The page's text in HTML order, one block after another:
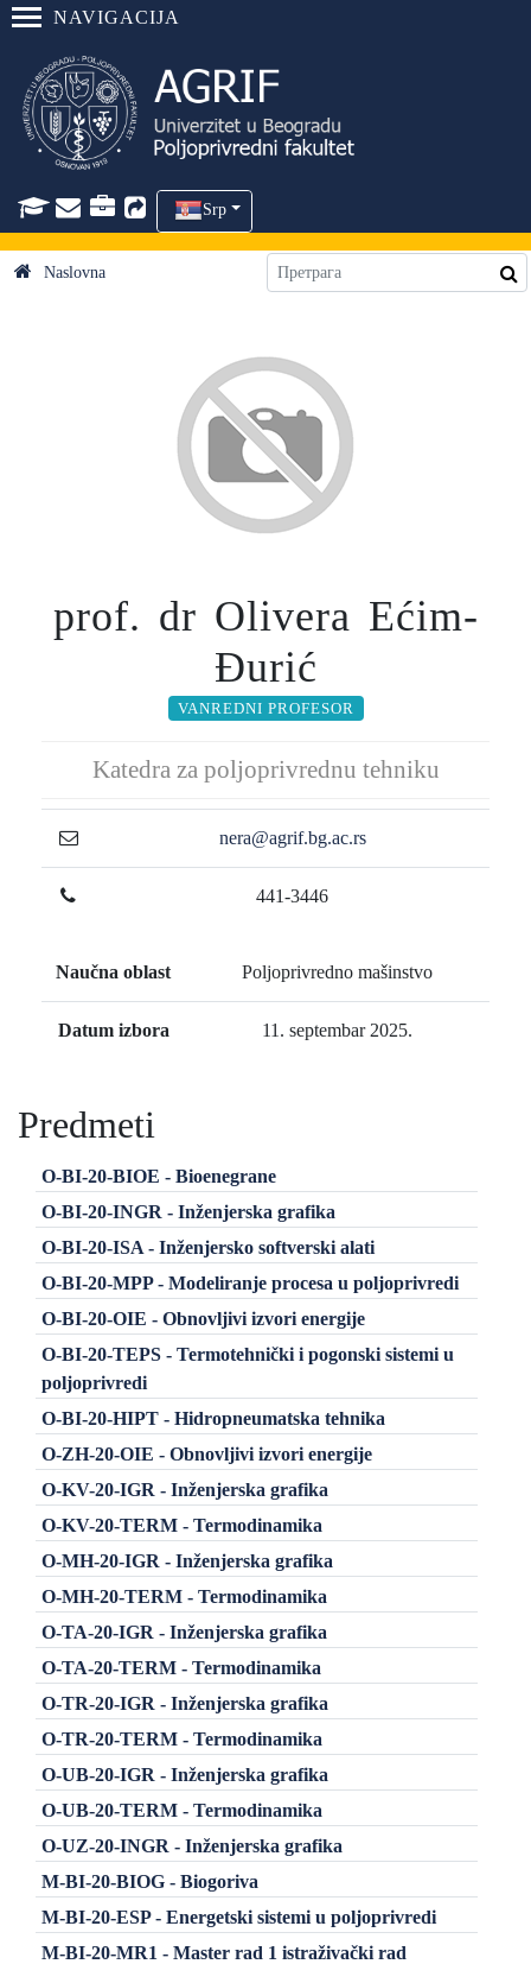
NAVIGACIJA
Srp
Naslovna
prof. dr Olivera Ećim-
Đurić
VANREDNI PROFESOR
Katedra za poljoprivrednu tehniku
nera@agrif.bg.ac.rs
441-3446
Naučna oblast Poljoprivredno mašinstvo
Datum izbora 11. septembar 2025.
Predmeti
O-BI-20-BIOE - Bioenegrane
O-BI-20-INGR - Inženjerska grafika
O-BI-20-ISA - Inženjersko softverski alati
O-BI-20-MPP - Modeliranje procesa u poljoprivredi
O-BI-20-OIE - Obnovljivi izvori energije
O-BI-20-TEPS - Termotehnički i pogonski sistemi u
poljoprivredi
O-BI-20-HIPT - Hidropneumatska tehnika
O-ZH-20-OIE - Obnovljivi izvori energije
O-KV-20-IGR - Inženjerska grafika
O-KV-20-TERM - Termodinamika
O-MH-20-IGR - Inženjerska grafika
O-MH-20-TERM - Termodinamika
O-TA-20-IGR - Inženjerska grafika
O-TA-20-TERM - Termodinamika
O-TR-20-IGR - Inženjerska grafika
O-TR-20-TERM - Termodinamika
O-UB-20-IGR - Inženjerska grafika
O-UB-20-TERM - Termodinamika
O-UZ-20-INGR - Inženjerska grafika
M-BI-20-BIOG - Biogoriva
M-BI-20-ESP - Energetski sistemi u poljoprivredi
M-BI-20-MR1 - Master rad 1 istraživački rad